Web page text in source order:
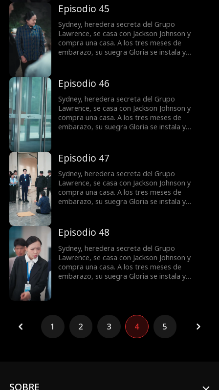
vuelve una guerra por la dignidad. La justicia
tarda, pero llega.
Episodio 45
Sydney, heredera secreta del Grupo
Lawrence, se casa con Jackson Johnson y
compra una casa. A los tres meses de
embarazo, su suegra Gloria se instala y
vuelve una guerra por la dignidad. La justicia
tarda, pero llega.
Episodio 46
Sydney, heredera secreta del Grupo
Lawrence, se casa con Jackson Johnson y
compra una casa. A los tres meses de
embarazo, su suegra Gloria se instala y
vuelve una guerra por la dignidad. La justicia
tarda, pero llega.
Episodio 47
Sydney, heredera secreta del Grupo
Lawrence, se casa con Jackson Johnson y
compra una casa. A los tres meses de
embarazo, su suegra Gloria se instala y
vuelve una guerra por la dignidad. La justicia
tarda, pero llega.
Episodio 48
Sydney, heredera secreta del Grupo
Lawrence, se casa con Jackson Johnson y
compra una casa. A los tres meses de
embarazo, su suegra Gloria se instala y
tarda, pero llega.
1 2 3 4 5
SOBRE